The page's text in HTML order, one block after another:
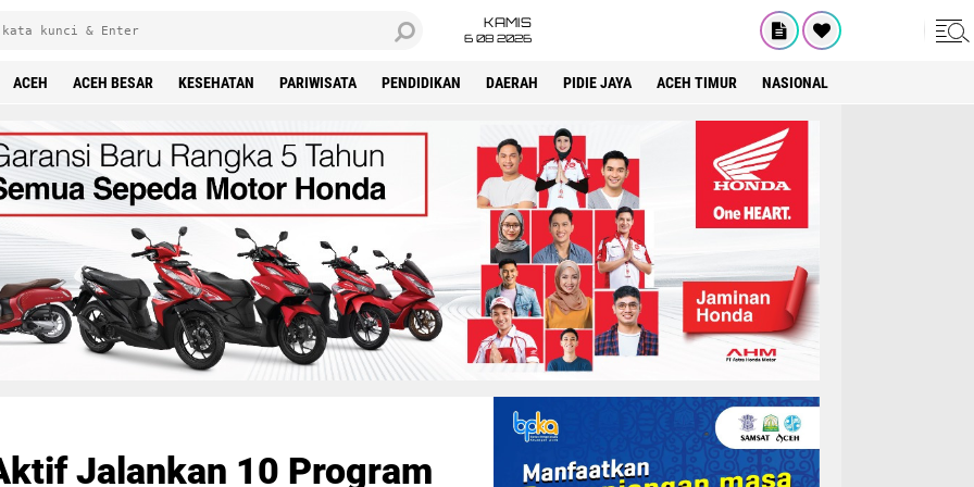
KAMIS
6 08 2026
ACEH ACEH BESAR KESEHATAN PARIWISATA PENDIDIKAN DAERAH PIDIE JAYA ACEH TIMUR NASIONAL
Jalankan 10 Program